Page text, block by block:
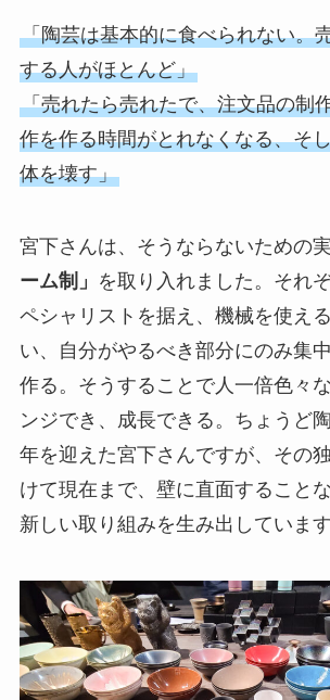
「陶芸は基本的に食べられない。
する人がほとんど」
「売れたら売れたで、注文品の制
作を作る時間がとれなくなる、そ
体を壊す」
宮下さんは、そうならないための
ーム制」 を取り入れました。それ
ペシャリストを据え、機械を使え
い、自分がやるべき部分にのみ集
作る。そうすることで人一倍色々
ンジでき、成長できる。ちょうど
年を迎えた宮下さんですが、その
けて現在まで、壁に直面すること
新しい取り組みを生み出しています